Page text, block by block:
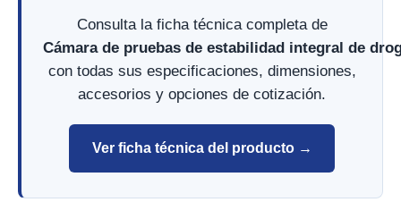
Consulta la ficha técnica completa de
Cámara de pruebas de estabilidad integral de
con todas sus especificaciones, dimensiones,
accesorios y opciones de cotización.
Ver ficha técnica del producto →